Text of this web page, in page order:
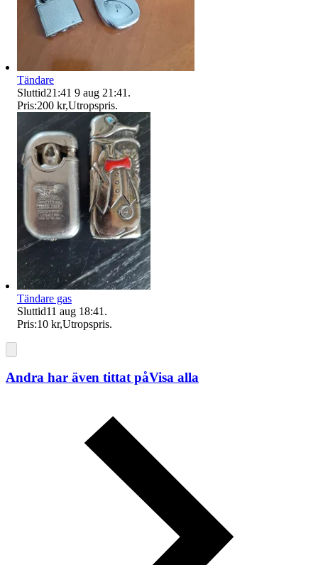
Tändare
Sluttid21:41 9 aug 21:41 .
Pris:200 kr,Utropspris.
Tändare gas
Sluttid11 aug 18:41 .
Pris:10 kr,Utropspris.
Andra har även tittat påVisa alla